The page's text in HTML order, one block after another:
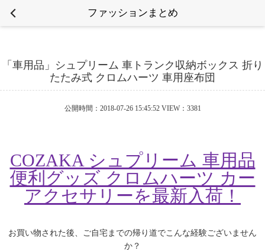
ファッションまとめ
「車用品」シュプリーム 車トランク収納ボックス 折り
たたみ式 クロムハーツ 車用座布団
公開時間：2018-07-26 15:45:52 VIEW：3381
COZAKA シュプリーム 車用品
便利グッズ クロムハーツ カー
アクセサリーを最新入荷！
お買い物された後、ご自宅までの帰り道でこんな経験ございません
か？